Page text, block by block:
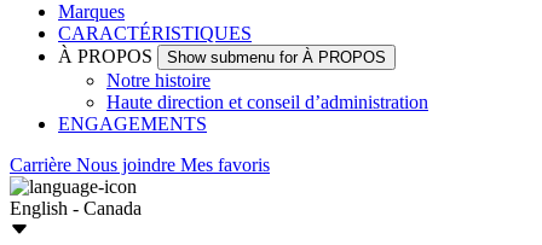
Marques
CARACTÉRISTIQUES
À PROPOS
Show submenu for À PROPOS
Notre histoire
Haute direction et conseil d’administration
ENGAGEMENTS
Carrière Nous joindre Mes favoris
English - Canada